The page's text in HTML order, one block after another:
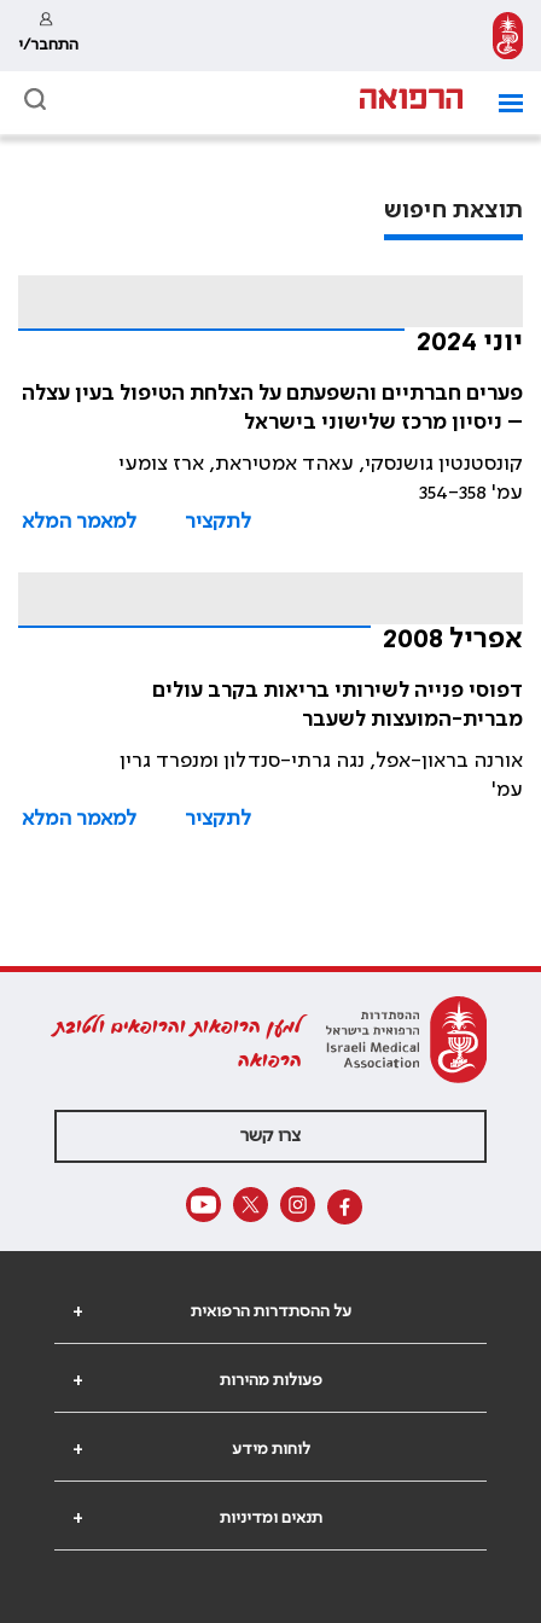
התחבר/י
תוצאת חיפוש
יוני 2024
פערים חברתיים והשפעתם על הצלחת הטיפול בעין עצלה
– ניסיון מרכז שלישוני בישראל
קונסטנטין גושנסקי, עאהד אמטיראת, ארז צומעי
עמ' 354-358
לתקציר
למאמר המלא
אפריל 2008
דפוסי פנייה לשירותי בריאות בקרב עולים
מברית-המועצות לשעבר
אורנה בראון-אפל, נגה גרתי-סנדלון ומנפרד גרין
עמ'
לתקציר
למאמר המלא
למען הרופאות והרופאים ולטובת
הרפואה
צרו קשר
+ על ההסתדרות הרפואית
+ פעולות מהירות
+ לוחות מידע
+ תנאים ומדיניות